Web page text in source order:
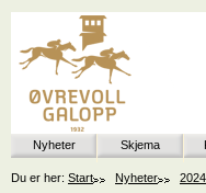
Nyheter Skjema
Du er her: Start Nyheter 2024